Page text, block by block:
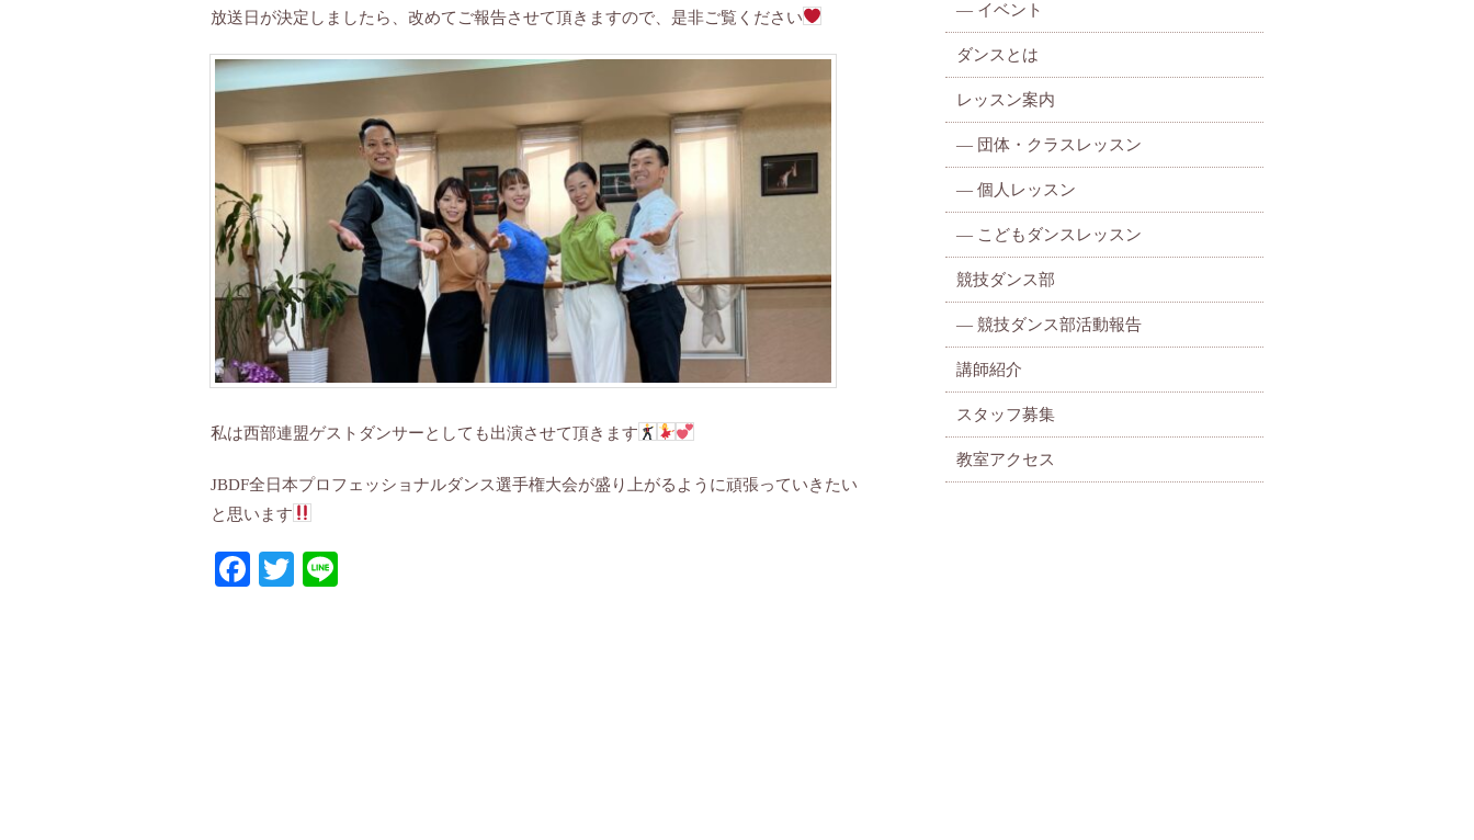
放送日が決定しましたら、改めてご報告させて頂きますので、是非ご覧ください
私は西部連盟ゲストダンサーとしても出演させて頂きます
JBDF全日本プロフェッショナルダンス選手権大会が盛り上がるように頑張っていきたい
と思います
Facebook
Twitter
— イベント
ダンスとは
レッスン案内
— 団体・クラスレッスン
— 個人レッスン
— こどもダンスレッスン
競技ダンス部
— 競技ダンス部活動報告
講師紹介
スタッフ募集
教室アクセス